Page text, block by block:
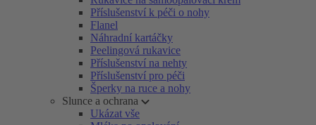
Příslušenství k péči o nohy
Flanel
Náhradní kartáčky
Peelingová rukavice
Příslušenství na nehty
Příslušenství pro péči
Šperky na ruce a nohy
Slunce a ochrana
Ukázat vše